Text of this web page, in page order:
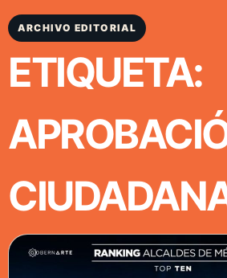
ARCHIVO EDITORIAL
ETIQUETA: